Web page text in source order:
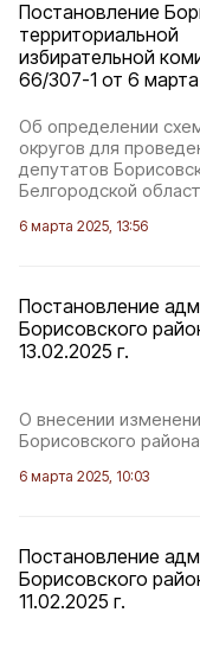
Постановление
территориальной
избирательной
66/307-1 от 6
Об определении
округов для
депутатов
Белгородской
6 марта 2025, 13:56
Постановление
Борисовского
13.02.2025 г.
О внесении
Борисовского
6 марта 2025, 10:03
Постановление
Борисовского
11.02.2025 г.